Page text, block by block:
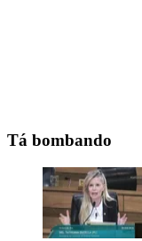
Tá bombando